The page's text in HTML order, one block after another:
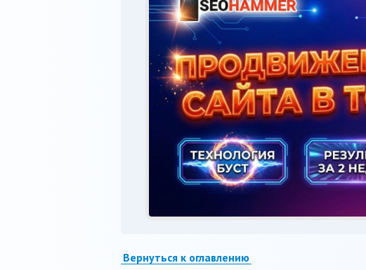
Вернуться к оглавлению